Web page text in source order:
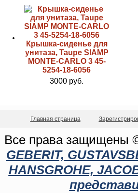
Крышка-сиденье для
унитаза, Taupe SIAMP
MONTE-CARLO 3 45-
5254-18-6056
3000 руб.
Главная страница
Все права защищены
GEBERIT,
HANSGROHE,